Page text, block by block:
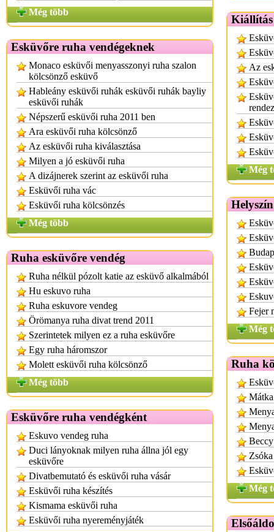
Még több
Esküvőre ruha vendégeknek
Monaco esküvői menyasszonyi ruha szalon
kölcsönző esküvő
Hableány esküvői ruhák esküvői ruhák bayliy
esküvői ruhák
Népszerű esküvői ruha 2011 ben
Ara esküvői ruha kölcsönző
Az esküvői ruha kiválasztása
Milyen a jó esküvői ruha
A dizájnerek szerint az esküvői ruha
Esküvői ruha vác
Esküvői ruha kölcsönzés
Még több
Ruha esküvőre vendég
Ruha nélkül pózolt katie az esküvő alkalmából
Hu eskuvo ruha
Ruha eskuvore vendeg
Örömanya ruha divat trend 2011
Szerintetek milyen ez a ruha esküvőre
Egy ruha háromszor
Molett esküvői ruha kölcsönző
Még több
Esküvőre ruha vendégként
Eskuvo vendeg ruha
Duci lányoknak milyen ruha állna jól egy
esküvőre
Divatbemutató és esküvői ruha vásár
Esküvői ruha készítés
Kismama esküvői ruha
Esküvői ruha nyereményjáték
Kiállítás
Az
Még
Fejer
Még
Ruha
Még